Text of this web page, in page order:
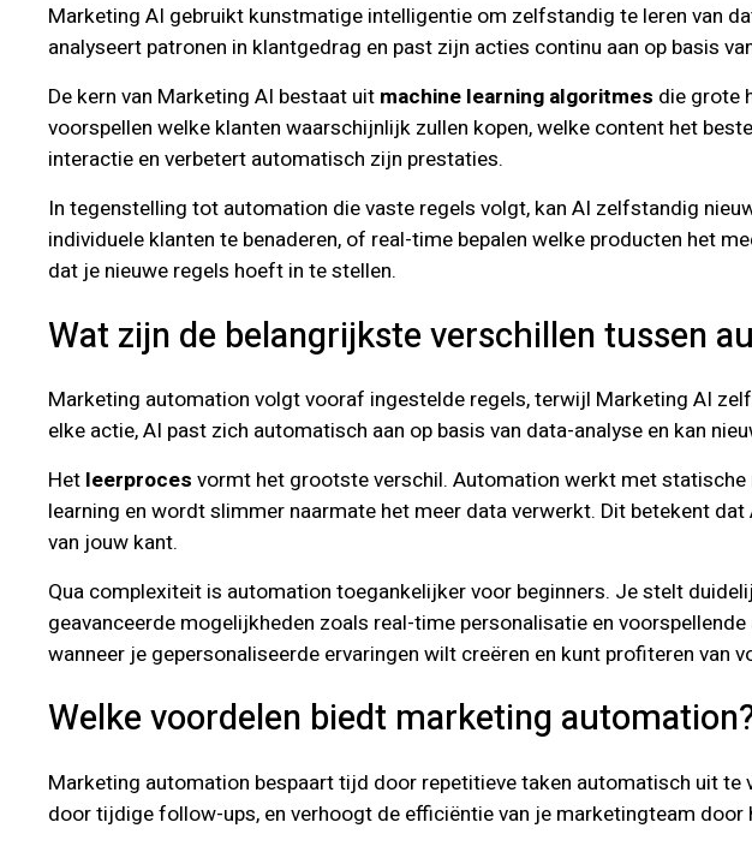
Marketing AI gebruikt kunstmatige intelligentie om zelfstandig te leren van
analyseert patronen in klantgedrag en past zijn acties continu aan op basis
De kern van Marketing AI bestaat uit machine learning algoritmes die grote
voorspellen welke klanten waarschijnlijk zullen kopen, welke content het
interactie en verbetert automatisch zijn prestaties.
In tegenstelling tot automation die vaste regels volgt, kan AI zelfstandig
individuele klanten te benaderen, of real-time bepalen welke producten het
dat je nieuwe regels hoeft in te stellen.
Wat zijn de belangrijkste verschillen tussen
Marketing automation volgt vooraf ingestelde regels, terwijl Marketing AI
elke actie, AI past zich automatisch aan op basis van data-analyse en kan
Het leerproces vormt het grootste verschil. Automation werkt met
learning en wordt slimmer naarmate het meer data verwerkt. Dit betekent
van jouw kant.
Qua complexiteit is automation toegankelijker voor beginners. Je stelt
geavanceerde mogelijkheden zoals real-time personalisatie en
wanneer je gepersonaliseerde ervaringen wilt creëren en kunt profiteren van
Welke voordelen biedt marketing
Marketing automation bespaart tijd door repetitieve taken automatisch uit
door tijdige follow-ups, en verhoogt de efficiëntie van je marketingteam door